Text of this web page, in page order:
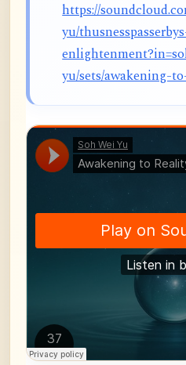
https://
yu/
yu/sets/awakening-